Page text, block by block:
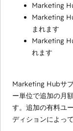
Marketing
Marketing
まれます
Marketing
れます
Marketing Hubサ
ー単位で追加の月
す。追加の有料ユ
ディションによっ